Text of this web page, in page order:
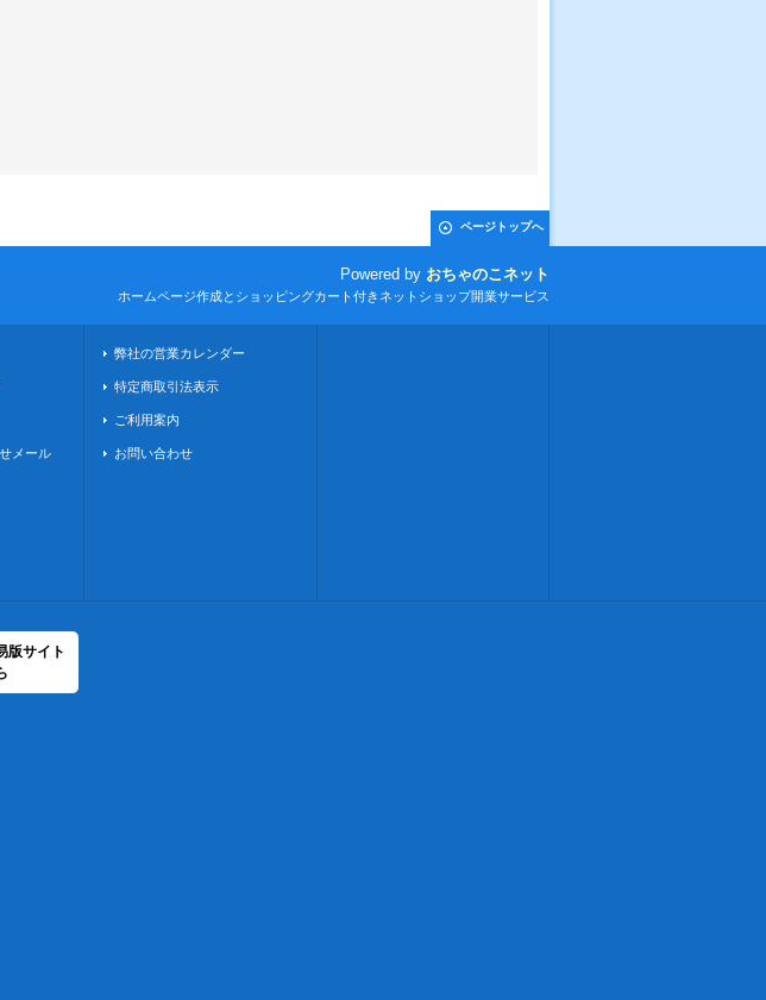
ページトップへ
Powered by おちゃのこネット
ホームページ作成とショッピングカート付きネットショップ開業サービス
メール
弊社の営業カレンダー
特定商取引法表示
ご利用案内
お問い合わせ
版サイト